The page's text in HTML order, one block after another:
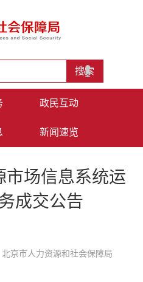
政民互动
新闻速览
市场信息系统运
成交公告
京市人力资源和社会保障局